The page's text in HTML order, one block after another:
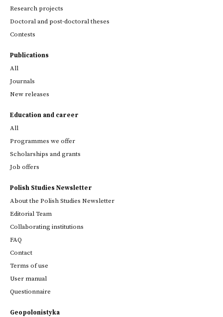
Research projects
Doctoral and post-doctoral theses
Contests
Publications
All
Journals
New releases
Education and career
All
Programmes we offer
Scholarships and grants
Job offers
Polish Studies Newsletter
About the Polish Studies Newsletter
Editorial Team
Collaborating institutions
FAQ
Contact
Terms of use
User manual
Questionnaire
Geopolonistyka